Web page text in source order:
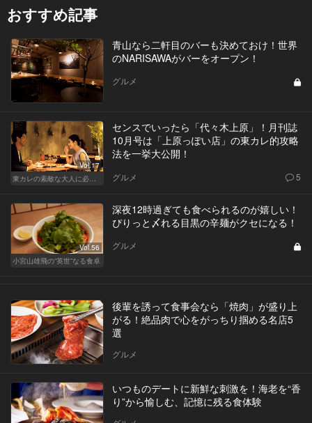
おすすめ記事
青山なら二軒目のバーも決めておけ！世界
のNARISAWAがバーをオープン！
グルメ
Vol.17
東カレの素敵な大人に必要なこと
センスでいったら「代々木上原」！月刊誌
10月号は「上原っぽい店」の東カレ的攻略
法を一挙大公開！
グルメ 5
Vol.56
小宮山雄飛の“英世”なる食卓
深夜12時過ぎても食べられるのが嬉しい！
ぴりっと〆れる目黒の辛麺がクセになる！
グルメ
後輩を誘って食事会なら「焼肉」が盛り上
がる！絶品肉で心をがっちり掴める名店5
選
グルメ
いつものデートに新鮮な刺激を！海老を“香
り”から愉しむ、記憶に残る食体験